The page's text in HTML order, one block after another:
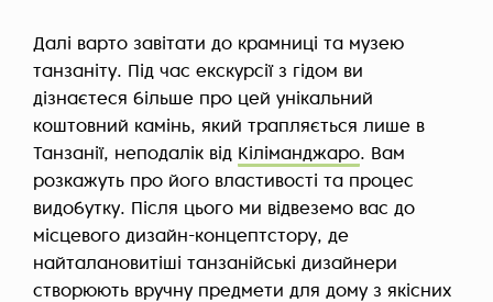
Далі варто завітати до крамниці та музею
танзаніту. Під час екскурсії з гідом ви
дізнаєтеся більше про цей унікальний
коштовний камінь, який трапляється лише в
Танзанії, неподалік від Кіліманджаро. Вам
розкажуть про його властивості та процес
видобутку. Після цього ми відвеземо вас до
місцевого дизайн-концептстору, де
найталановитіші танзанійські дизайнери
створюють вручну предмети для дому з якісних